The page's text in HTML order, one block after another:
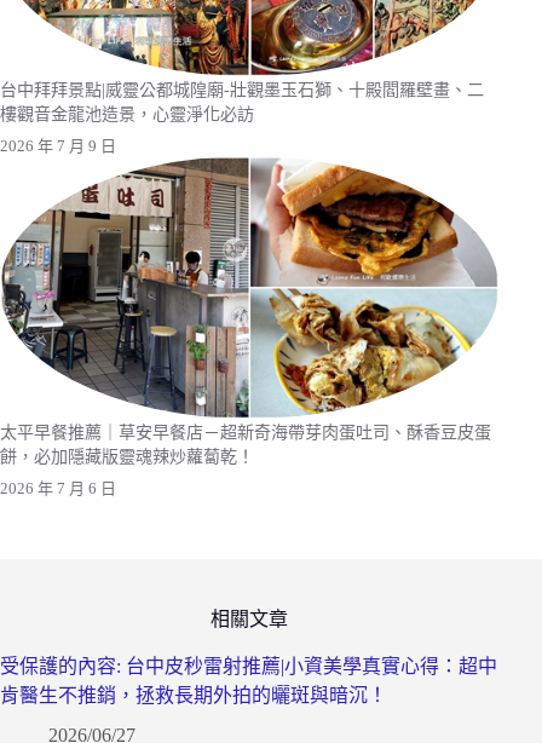
台中拜拜景點|威靈公都城隍廟-壯觀墨玉石獅、十殿閻羅壁畫、二
樓觀音金龍池造景，心靈淨化必訪
2026 年 7 月 9 日
太平早餐推薦｜草安早餐店－超新奇海帶芽肉蛋吐司、酥香豆皮蛋
餅，必加隱藏版靈魂辣炒蘿蔔乾！
2026 年 7 月 6 日
相關文章
受保護的內容: 台中皮秒雷射推薦|小資美學真實心得：超中
肯醫生不推銷，拯救長期外拍的曬斑與暗沉！
2026/06/27